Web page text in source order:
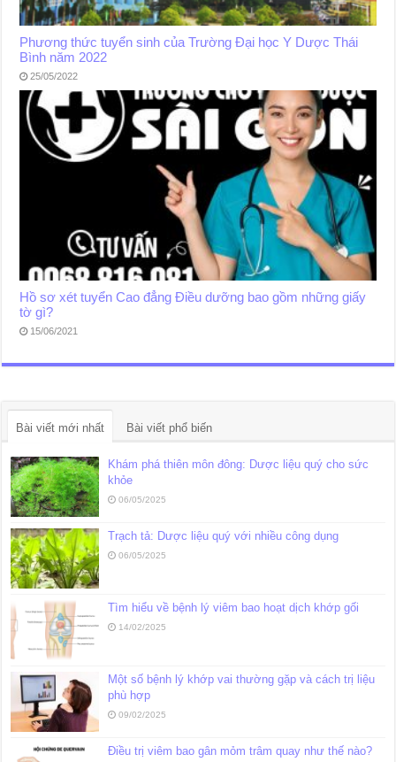
Phương thức tuyển sinh của Trường Đại học Y Dược Thái
Bình năm 2022
25/05/2022
Hồ sơ xét tuyển Cao đẳng Điều dưỡng bao gồm những giấy
tờ gì?
15/06/2021
Bài viết mới nhất Bài viết phổ biến
Khám phá thiên môn đông: Dược liệu quý cho sức
khỏe
06/05/2025
Trạch tả: Dược liệu quý với nhiều công dụng
06/05/2025
Tìm hiểu về bệnh lý viêm bao hoạt dịch khớp gối
14/02/2025
Một số bệnh lý khớp vai thường gặp và cách trị liệu
phù hợp
09/02/2025
Điều trị viêm bao gân mỏm trâm quay như thế nào?